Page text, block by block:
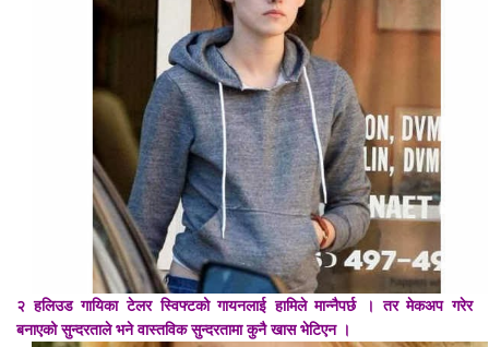
२ हलिउड गायिका टेलर स्विफ्टको गायनलाई हामिले मान्नैपर्छ । तर मेकअप गरेर
बनाएको सुन्दरताले भने वास्तविक सुन्दरतामा कुनै खास भेटिएन ।